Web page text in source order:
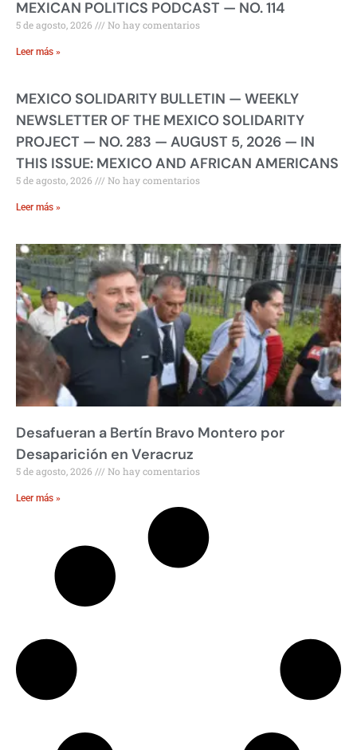
MEXICAN POLITICS PODCAST — NO. 114
5 de agosto, 2026 No hay comentarios
Leer más »
MEXICO SOLIDARITY BULLETIN — WEEKLY
NEWSLETTER OF THE MEXICO SOLIDARITY
PROJECT — NO. 283 — AUGUST 5, 2026 — IN
THIS ISSUE: MEXICO AND AFRICAN AMERICANS
5 de agosto, 2026 No hay comentarios
Leer más »
Desafueran a Bertín Bravo Montero por
Desaparición en Veracruz
5 de agosto, 2026 No hay comentarios
Leer más »